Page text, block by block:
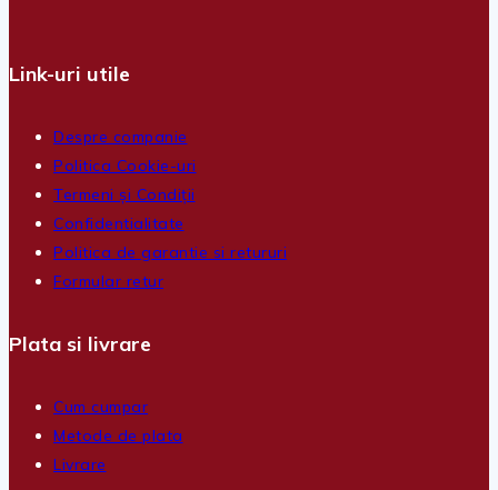
Link-uri utile
Despre companie
Politica Cookie-uri
Termeni și Condiții
Confidentialitate
Politica de garantie si retururi
Formular retur
Plata si livrare
Cum cumpar
Metode de plata
Livrare